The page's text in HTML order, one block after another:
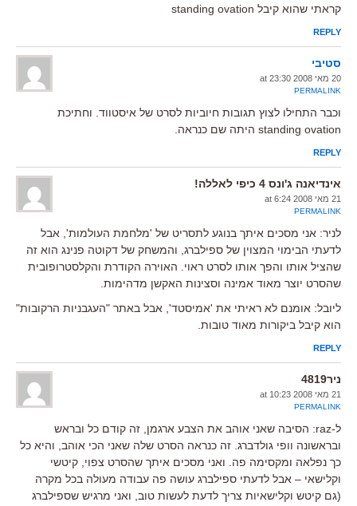
קראתי שהוא קיבל standing ovation
REPLY
סטיבי
20 מאי 2008 at 23:30
PERMALINK
וכבר התחילו לצוץ תגובות חיוביות לסרט של איסטווד. וחתיכת
standing ovation היתה שם כנראה.
REPLY
אינדיאנה ג'ונס 4 כיפי לאללה!
21 מאי 2008 at 6:24
PERMALINK
לניר: אני מסכים איתך בנוגע לתסריט של 'מלחמת העולמות', אבל
לדעתי הבימוי המצוין של ספילברג, והמשחק של דקוטה פנינג הוא זה
שהציל אותו והפך אותו לסרט ראוי. האוירה הקודרת והקלסטרופובית
שהסרט יוצר מאוד אמינה וסצינות האקשן מדהימות.
ליובל: אומנם לא ראיתי את 'אמיסטד', אבל באתר "העגבניות הרקובות"
הוא קיבל ביקורות מאוד טובות.
REPLY
ניר4819
21 מאי 2008 at 10:23
PERMALINK
ל-raz: הסיבה שאני אוהב את הצבע ארגמן, זה קודם כל ובראש
ובראשונה וופי גולדברג. זה כנראה הסרט שלה שאני הכי אוהב, והיא כל
כך נפלאה ומקסימה פה. ואני מסכים איתך שהסרט צפוי, קיטשי
וקלישאי – אבל לדעתי ספילברג עושה פה עבודה מעולה בכל מקרה
(גם קיטש וקלישאיות צריך לדעת לעשות טוב, ואני מרגיש שספילברג